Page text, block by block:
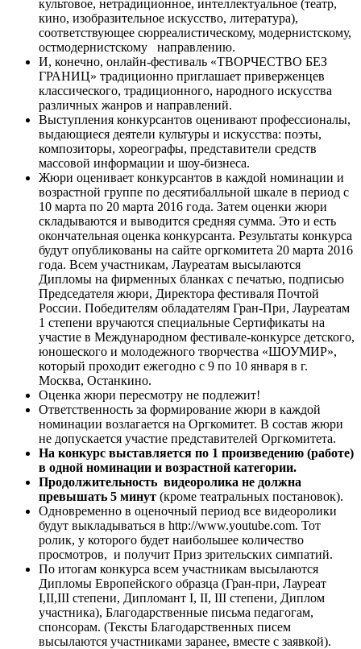
культовое, нетрадиционное, интеллектуальное (театр,
кино, изобразительное искусство, литература),
соответствующее сюрреалистическому, модернистскому,
остмодернистскому направлению.
И, конечно, онлайн-фестиваль «ТВОРЧЕСТВО БЕЗ
ГРАНИЦ» традиционно приглашает приверженцев
классического, традиционного, народного искусства
различных жанров и направлений.
Выступления конкурсантов оценивают профессионалы,
выдающиеся деятели культуры и искусства: поэты,
композиторы, хореографы, представители средств
массовой информации и шоу-бизнеса.
Жюри оценивает конкурсантов в каждой номинации и
возрастной группе по десятибалльной шкале в период с
10 марта по 20 марта 2016 года. Затем оценки жюри
складываются и выводится средняя сумма. Это и есть
окончательная оценка конкурсанта. Результаты конкурса
будут опубликованы на сайте оргкомитета 20 марта 2016
года. Всем участникам, Лауреатам высылаются
Дипломы на фирменных бланках с печатью, подписью
Председателя жюри, Директора фестиваля Почтой
России. Победителям обладателям Гран-При, Лауреатам
1 степени вручаются специальные Сертификаты на
участие в Международном фестивале-конкурсе детского,
юношеского и молодежного творчества «ШОУМИР»,
который проходит ежегодно с 9 по 10 января в г.
Москва, Останкино.
Оценка жюри пересмотру не подлежит!
Ответственность за формирование жюри в каждой
номинации возлагается на Оргкомитет. В состав жюри
не допускается участие представителей Оргкомитета.
На конкурс выставляется по 1 произведению (работе)
в одной номинации и возрастной категории.
Продолжительность видеоролика не должна
превышать 5 минут (кроме театральных постановок).
Одновременно в оценочный период все видеоролики
будут выкладываться в http://www.youtube.com. Тот
ролик, у которого будет наибольшее количество
просмотров, и получит Приз зрительских симпатий.
По итогам конкурса всем участникам высылаются
Дипломы Европейского образца (Гран-при, Лауреат
I,II,III степени, Дипломант I, II, III степени, Диплом
участника), Благодарственные письма педагогам,
спонсорам. (Тексты Благодарственных писем
высылаются участниками заранее, вместе с заявкой).